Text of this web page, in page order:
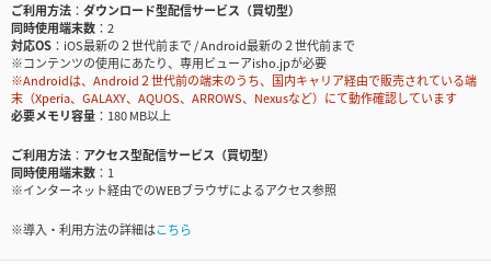
ご利用方法
ダウンロード型配信サービス（買切型）
同時使用端末数
2
対応OS
iOS最新の２世代前まで / Android最新の２世代前まで
※コンテンツの使用にあたり、専用ビューアisho.jpが必要
※Androidは、Android２世代前の端末のうち、国内キャリア経由で販売されている端
末（Xperia、GALAXY、AQUOS、ARROWS、Nexusなど）にて動作確認しています
必要メモリ容量
180 MB以上
ご利用方法
アクセス型配信サービス（買切型）
同時使用端末数
1
※インターネット経由でのWEBブラウザによるアクセス参照
※導入・利用方法の詳細はこちら